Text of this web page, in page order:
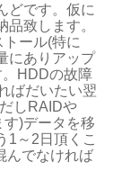
どです。仮に
致します。
ール(特に
にありアップ
HDDの故障
ばだいたい翌
しRAIDや
)データを移
1～2日頂くこ
んでなければ